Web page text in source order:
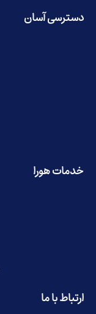
دسترسی آسان
خدمات هورا
ارتباط با ما